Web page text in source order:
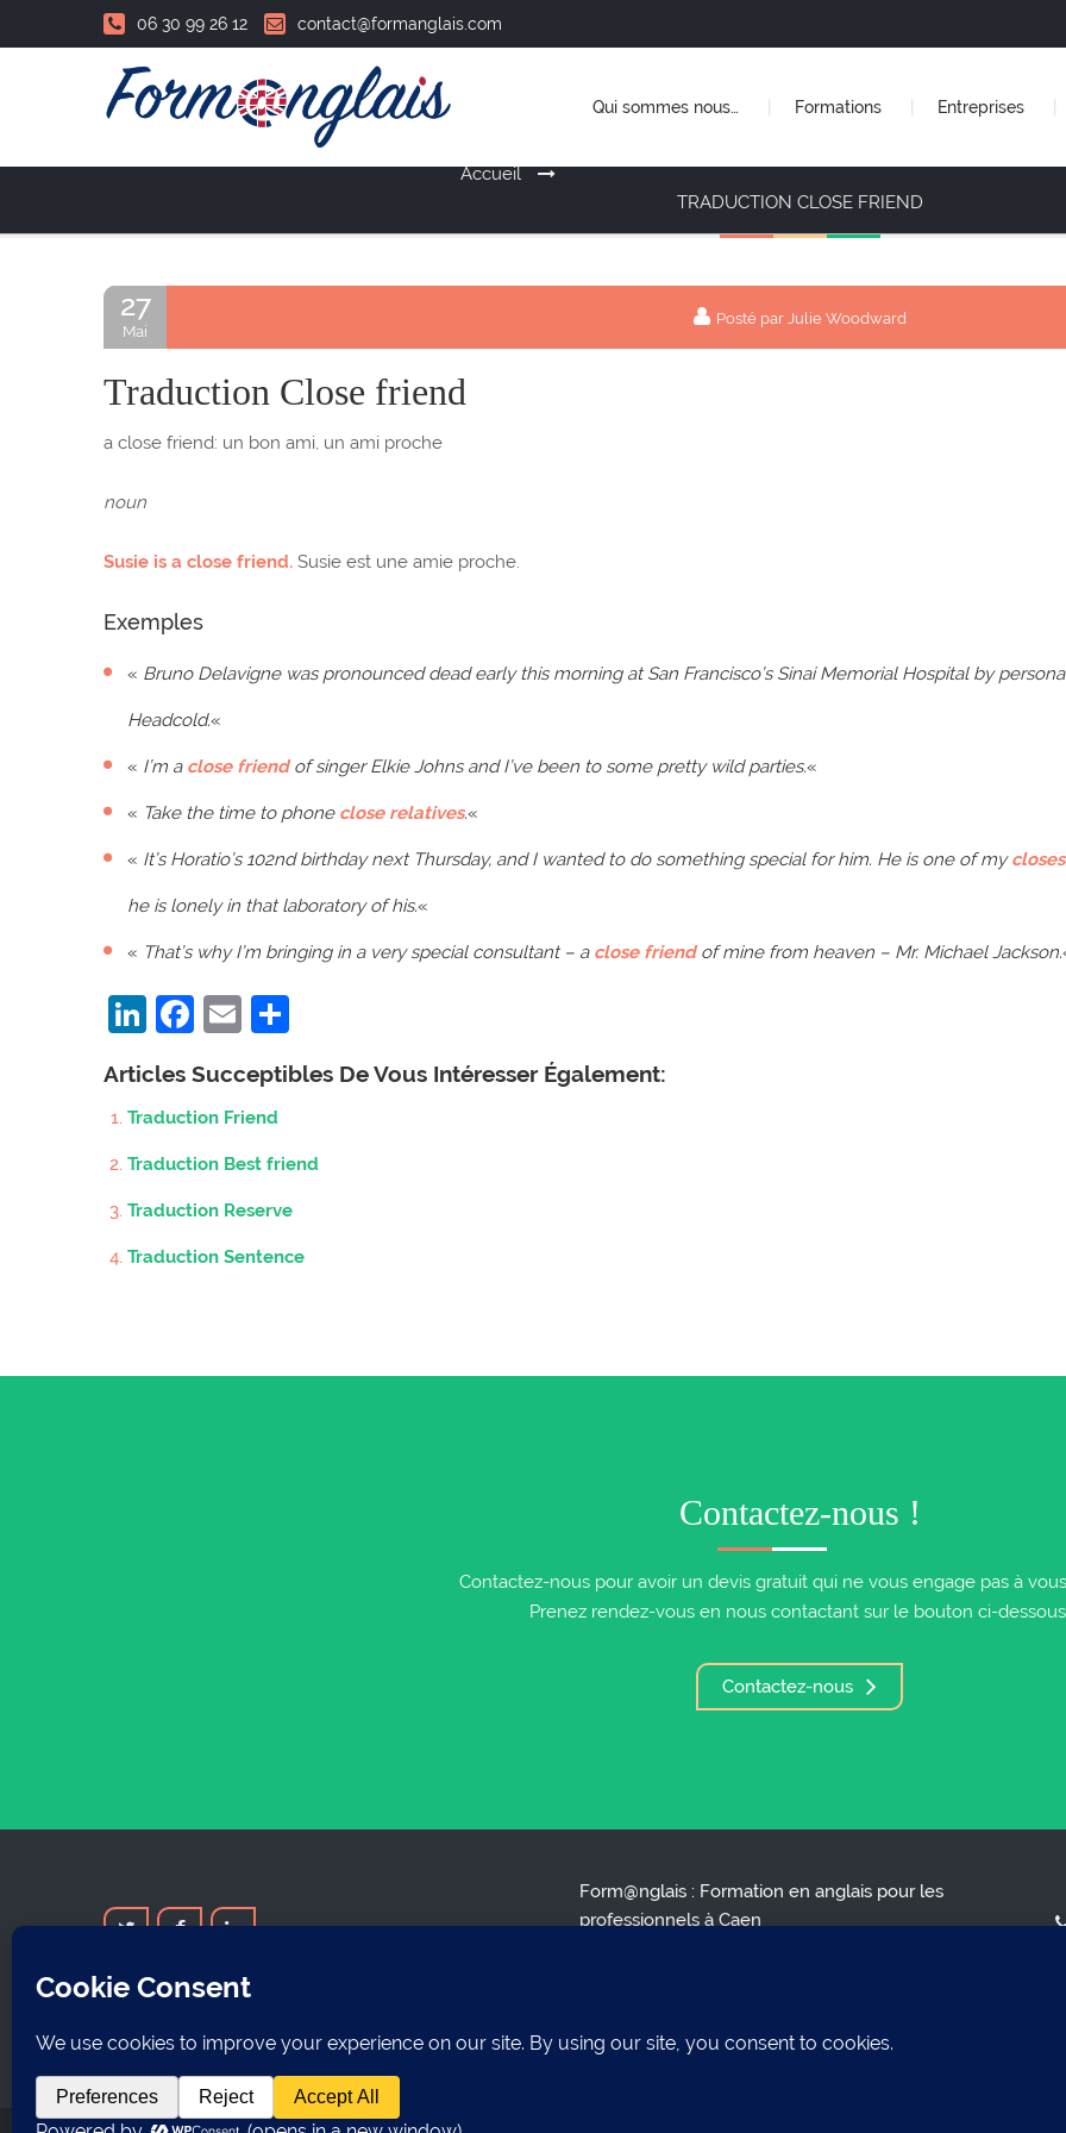
06 30 99 26 12 contact@formanglais.com
Qui sommes nous… Formations Entreprises
Accueil
TRADUCTION CLOSE FRIEND
27
Mai
Posté par Julie Woodward
Traduction Close friend
a close friend: un bon ami, un ami proche
noun
Susie is a close friend. Susie est une amie proche.
Exemples
« Bruno Delavigne was pronounced dead early this morning at San Francisco’s Sinai Memorial Hospital by
Headcold.«
« I’m a close friendof singer Elkie Johns and I’ve been to some pretty wild parties.«
« Take the time to phone close relatives.«
« It’s Horatio’s 102nd birthday next Thursday, and I wanted to do something special for him. He is one of my
he is lonely in that laboratory of his.«
« That’s why I’m bringing in a very special consultant – a close friendof mine from heaven – Mr. Michael Jackson.
LinkedIn
Facebook
Email
Articles Succeptibles De Vous Intéresser Également:
Traduction Friend
Traduction Best friend
Traduction Reserve
Traduction Sentence
Contactez-nous !
Contactez-nous pour avoir un devis gratuit qui ne vous engage pas à
Prenez rendez-vous en nous contactant sur le bouton ci-
Contactez-nous
Form@nglais : Formation en anglais pour les
professionnels à Caen